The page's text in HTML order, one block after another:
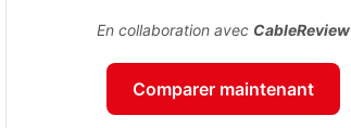
En collaboration avec CableReview
Comparer maintenant